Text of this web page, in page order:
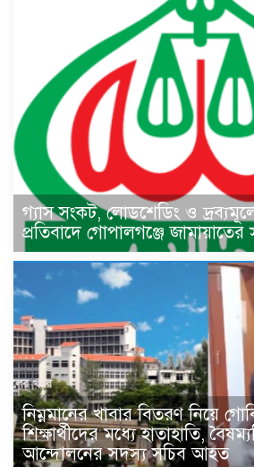
গ্যাস সংকট, লোডশেডিং ও
প্রতিবাদে গোপালগঞ্জে জামায়াতের
নিম্নমানের খাবার বিতরণ নিয়ে
শিক্ষার্থীদের মধ্যে হাতাহাতি,
আন্দোলনের সদস্য সচিব আহত